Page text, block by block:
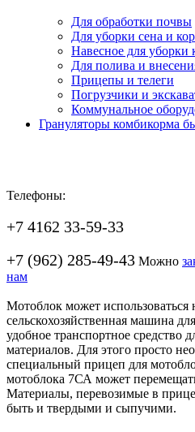
Для обработки почвы
Для уборки сена и
Навесное для уборки
Для полива и
Прицепы и телеги
Погрузчики и
Коммунальное
Грануляторы комбикорма
Телефоны:
+7 4162 33-59-33
+7 (962) 285-49-43 Можно
нам
Мотоблок может использоваться
сельскохозяйственная машина
удобное транспортное средство
материалов. Для этого просто
специальный прицеп для
мотоблока 7СА может
Материалы, перевозимые в
быть и твердыми и сыпучими.